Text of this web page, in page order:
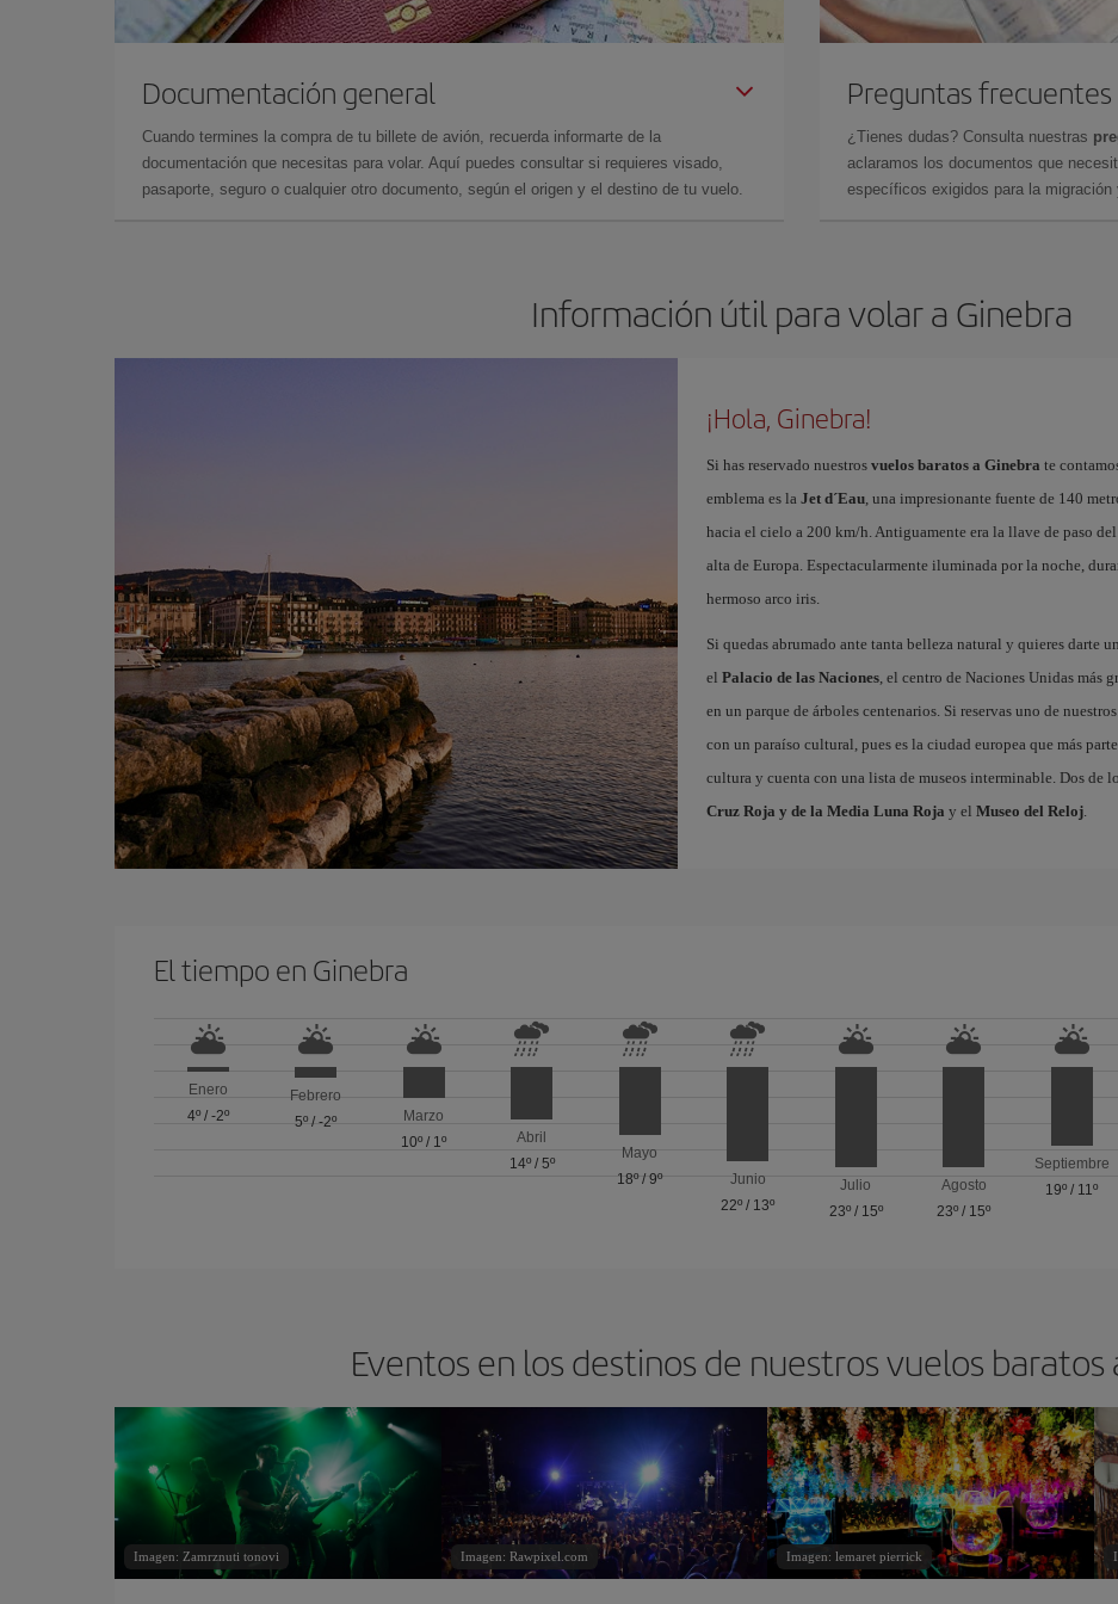
Documentación general
Cuando termines la compra de tu billete de avión, recuerda informarte de la
documentación que necesitas para volar. Aquí puedes consultar si requieres visado,
pasaporte, seguro o cualquier otro documento, según el origen y el destino de tu vuelo.
Preguntas frecuentes
¿Tienes dudas? Consulta nuestras
aclaramos los documentos que
específicos exigidos para la migración
Información útil para volar a Ginebra
¡Hola, Ginebra!
Si has reservado nuestros vuelos baratos a Ginebra te
emblema es la Jet d´Eau, una impresionante fuente de 140
hacia el cielo a 200 km/h. Antiguamente era la llave de paso
alta de Europa. Espectacularmente iluminada por la noche,
hermoso arco iris.
Si quedas abrumado ante tanta belleza natural y quieres darte
el Palacio de las Naciones, el centro de Naciones Unidas más
en un parque de árboles centenarios. Si reservas uno de nuestros
con un paraíso cultural, pues es la ciudad europea que más
cultura y cuenta con una lista de museos interminable. Dos de
Cruz Roja y de la Media Luna Roja y el Museo del Reloj.
El tiempo en Ginebra
Enero
4º/ -2º
Febrero
5º /-2º
Marzo
10º / 1º
Abril
14º/ 5º
Mayo
18º/9º
Junio
22º / 13º
Julio
23º/ 15º
Agosto
23º / 15º
Septiembre
19º / 11º
Eventos en los destinos de nuestros vuelos baratos
Imagen: Zamrznuti tonovi Imagen: Rawpixel.com Imagen: lemaret pierrick